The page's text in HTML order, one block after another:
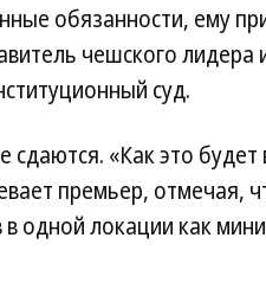
обязанности, ему
чешского
суд.
«Как это
премьер, отмечая,
одной локации как